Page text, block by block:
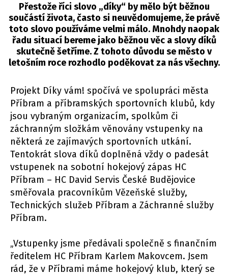
Přestože říci slovo „díky“ by mělo být běžnou
součástí života, často si neuvědomujeme, že právě
toto slovo používáme velmi málo. Mnohdy naopak
řadu situací bereme jako běžnou věc a slovy díků
skutečně šetříme. Z tohoto důvodu se město v
letošním roce rozhodlo poděkovat za nás všechny.
Projekt Díky vám! spočívá ve spolupráci města
Příbram a příbramských sportovních klubů, kdy
jsou vybraným organizacím, spolkům či
záchranným složkám věnovány vstupenky na
některá ze zajímavých sportovních utkání.
Tentokrát slova díků doplněná vždy o padesát
vstupenek na sobotní hokejový zápas HC
Příbram – HC David Servis České Budějovice
směřovala pracovníkům Vězeňské služby,
Technických služeb Příbram a Záchranné služby
Příbram.
„Vstupenky jsme předávali společně s finančním
ředitelem HC Příbram Karlem Makovcem. Jsem
rád, že v Příbrami máme hokejový klub, který se